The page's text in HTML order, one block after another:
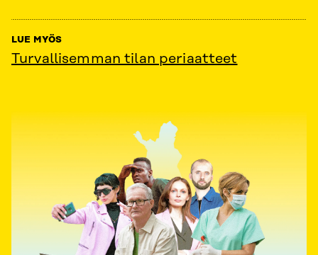
LUE MYÖS
Turvallisemman tilan periaatteet